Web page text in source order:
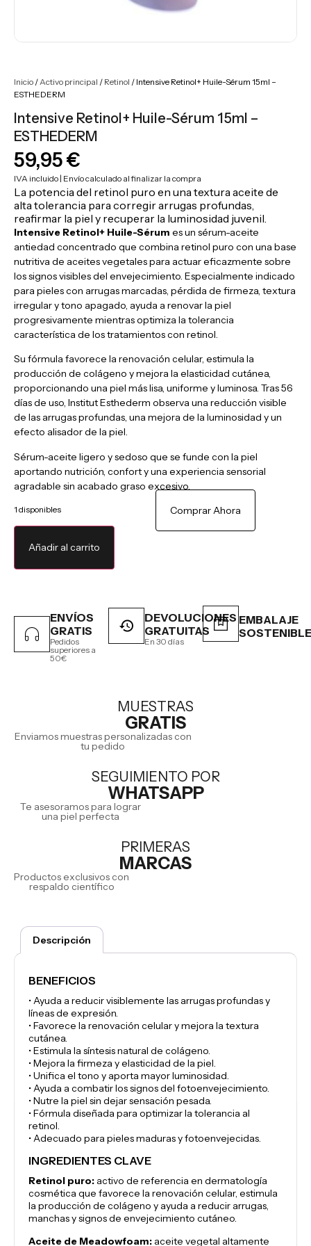
Inicio /Activo principal / Retinol / Intensive Retinol+ Huile-Sérum 15ml –
ESTHEDERM
Intensive Retinol+ Huile-Sérum 15ml –
ESTHEDERM
59,95€
IVA incluido | Envío calculado al finalizar la compra
La potencia del retinol puro en una textura aceite de
alta tolerancia para corregir arrugas profundas,
reafirmar la piel y recuperar la luminosidad juvenil.
Intensive Retinol+ Huile-Sérum es un sérum-aceite
antiedad concentrado que combina retinol puro con una base
nutritiva de aceites vegetales para actuar eficazmente sobre
los signos visibles del envejecimiento. Especialmente indicado
para pieles con arrugas marcadas, pérdida de firmeza, textura
irregular y tono apagado, ayuda a renovar la piel
progresivamente mientras optimiza la tolerancia
característica de los tratamientos con retinol.
Su fórmula favorece la renovación celular, estimula la
producción de colágeno y mejora la elasticidad cutánea,
proporcionando una piel más lisa, uniforme y luminosa. Tras 56
días de uso, Institut Esthederm observa una reducción visible
de las arrugas profundas, una mejora de la luminosidad y un
efecto alisador de la piel.
Sérum-aceite ligero y sedoso que se funde con la piel
aportando nutrición, confort y una experiencia sensorial
agradable sin acabado graso excesivo.
1 disponibles
Añadir al carrito
Comprar Ahora
ENVÍOS
GRATIS
Pedidos
superiores a
50€
DEVOLUCIONES
GRATUITAS
En 30 días
EMBALAJE
SOSTENIBLE
MUESTRAS
GRATIS
Enviamos muestras personalizadas con
tu pedido
SEGUIMIENTO POR
WHATSAPP
Te asesoramos para lograr
una piel perfecta
PRIMERAS
MARCAS
Productos exclusivos con
respaldo científico
Descripción
BENEFICIOS
• Ayuda a reducir visiblemente las arrugas profundas y
líneas de expresión.
• Favorece la renovación celular y mejora la textura
cutánea.
• Estimula la síntesis natural de colágeno.
• Mejora la firmeza y elasticidad de la piel.
• Unifica el tono y aporta mayor luminosidad.
• Ayuda a combatir los signos del fotoenvejecimiento.
• Nutre la piel sin dejar sensación pesada.
• Fórmula diseñada para optimizar la tolerancia al
retinol.
• Adecuado para pieles maduras y fotoenvejecidas.
INGREDIENTES CLAVE
Retinol puro: activo de referencia en dermatología
cosmética que favorece la renovación celular, estimula
la producción de colágeno y ayuda a reducir arrugas,
manchas y signos de envejecimiento cutáneo.
Aceite de Meadowfoam: aceite vegetal altamente